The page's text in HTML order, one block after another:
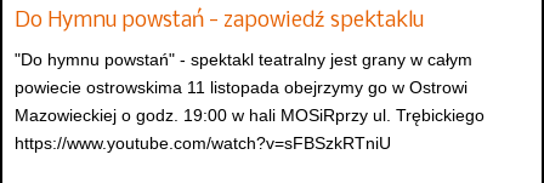
Do Hymnu powstań - zapowiedź spektaklu
"Do hymnu powstań" - spektakl teatralny jest grany w całym
powiecie ostrowskima 11 listopada obejrzymy go w Ostrowi
Mazowieckiej o godz. 19:00 w hali MOSiRprzy ul. Trębickiego
https://www.youtube.com/watch?v=sFBSzkRTniU